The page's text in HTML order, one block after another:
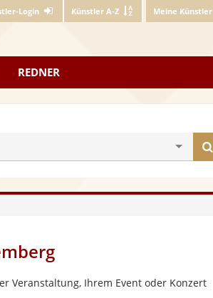
Login Künstler A-Z Meine Künstler
REDNER
Veranstaltung, Ihrem Event oder Konzert